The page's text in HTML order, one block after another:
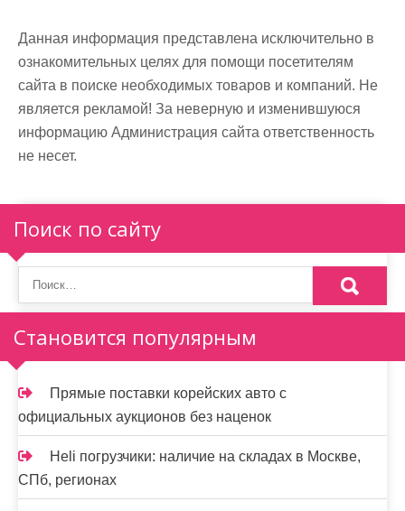
Данная информация представлена исключительно в
ознакомительных целях для помощи посетителям
сайта в поиске необходимых товаров и компаний. Не
является рекламой! За неверную и изменившуюся
информацию Администрация сайта ответственность
не несет.
Поиск по сайту
Становится популярным
Прямые поставки корейских авто с
официальных аукционов без наценок
Heli погрузчики: наличие на складах в Москве,
СПб, регионах